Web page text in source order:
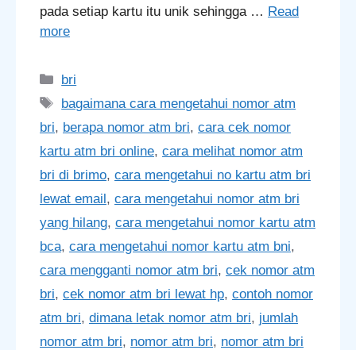
pada setiap kartu itu unik sehingga … Read
more
Categories
bri
Tags
bagaimana cara mengetahui nomor atm
bri, berapa nomor atm bri, cara cek nomor
kartu atm bri online, cara melihat nomor atm
bri di brimo, cara mengetahui no kartu atm bri
lewat email, cara mengetahui nomor atm bri
yang hilang, cara mengetahui nomor kartu atm
bca, cara mengetahui nomor kartu atm bni,
cara mengganti nomor atm bri, cek nomor atm
bri, cek nomor atm bri lewat hp, contoh nomor
atm bri, dimana letak nomor atm bri, jumlah
nomor atm bri, nomor atm bri, nomor atm bri